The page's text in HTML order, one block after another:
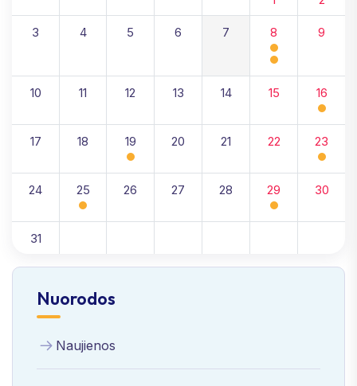
3 4 5 6 7 8 9
10 11 12 13 14 15 16
17 18 19 20 21 22 23
24 25 26 27 28 29 30
31
Nuorodos
Naujienos